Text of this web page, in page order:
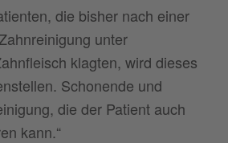
die bisher nach einer
unter
klagten, wird dieses
Schonende und
die der Patient auch
kann.“